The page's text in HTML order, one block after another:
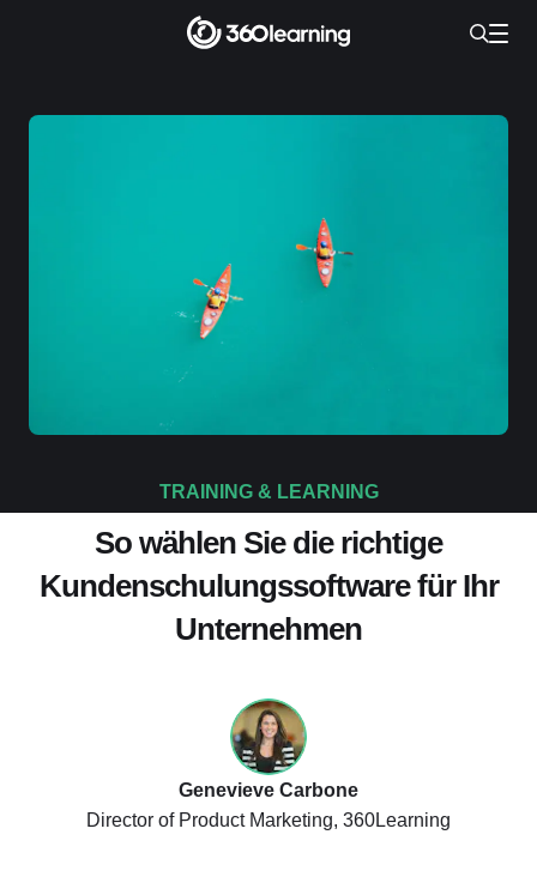
TRAINING & LEARNING
So wählen Sie die richtige
Kundenschulungssoftware für Ihr
Unternehmen
Genevieve Carbone
Director of Product Marketing, 360Learning